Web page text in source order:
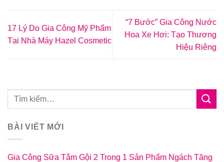
17 Lý Do Gia Công Mỹ Phẩm
Tại Nhà Máy Hazel Cosmetic
“7 Bước” Gia Công Nước
Hoa Xe Hơi: Tạo Thương
Hiệu Riêng
BÀI VIẾT MỚI
Gia Công Sữa Tắm Gội 2 Trong 1 Sản Phẩm Ngách Tăng